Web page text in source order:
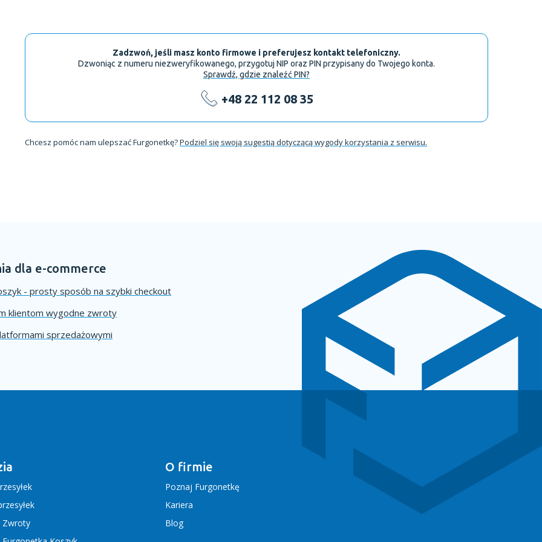
Zadzwoń, jeśli masz konto firmowe i preferujesz kontakt telefoniczny.
Dzwoniąc z numeru niezweryfikowanego, przygotuj NIP oraz PIN przypisany do Twojego konta.
Sprawdź, gdzie znaleźć PIN?
+48 22 112 08 35
Chcesz pomóc nam ulepszać Furgonetkę?Podziel się swoją sugestią dotyczącą wygody korzystania z serwisu.
dla e-commerce
- prosty sposób na szybki checkout
klientom wygodne zwroty
sprzedażowymi
Zwroty
O firmie
Poznaj Furgonetkę
Kariera
Blog